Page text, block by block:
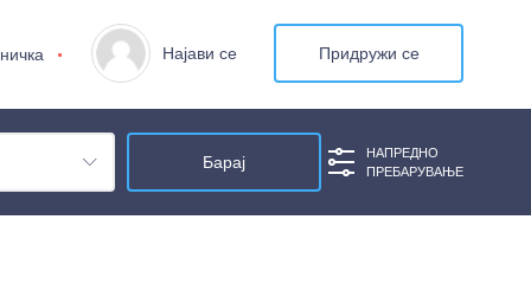
Најави се Придружи се
НАПРЕДНО
ПРЕБАРУВАЊЕ